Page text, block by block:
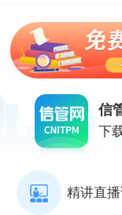
信
下
精讲直